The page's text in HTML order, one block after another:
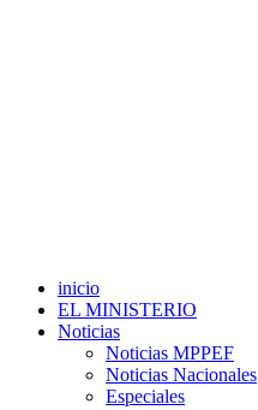
inicio
EL MINISTERIO
Noticias
Noticias MPPEF
Noticias Nacionales
Especiales